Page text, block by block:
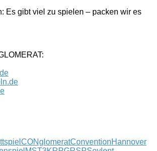
Es gibt viel zu spielen – packen wir es
CONglomeratConventionHannover